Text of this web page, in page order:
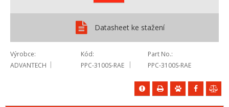
Datasheet ke stažení
Výrobce
ADVANTECH
Kód
PPC-3100S-RAE
Part No.
PPC-3100S-RAE